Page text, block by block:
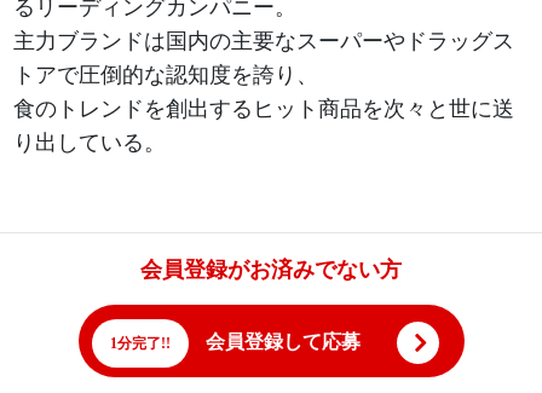
るリーディングカンパニー。
主力ブランドは国内の主要なスーパーやドラッグス
トアで圧倒的な認知度を誇り、
食のトレンドを創出するヒット商品を次々と世に送
り出している。
会員登録がお済みでない方
1分完了!! 会員登録して応募